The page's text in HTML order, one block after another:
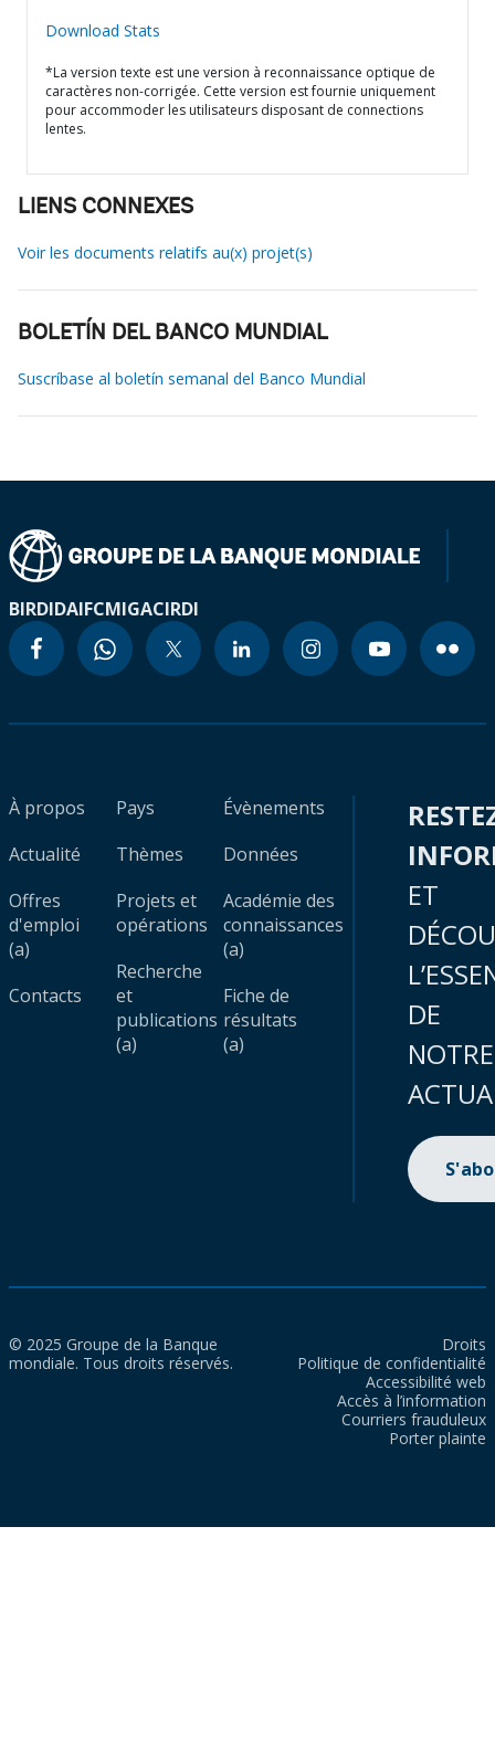
Download Stats
*La version texte est une version à reconnaissance optique de
caractères non-corrigée. Cette version est fournie uniquement
pour accommoder les utilisateurs disposant de connections
lentes.
LIENS CONNEXES
Voir les documents relatifs au(x) projet(s)
BOLETÍN DEL BANCO MUNDIAL
Suscríbase al boletín semanal del Banco Mundial
BIRDIDAIFCMIGACIRDI
À propos
Actualité
Offres
d'emploi
(a)
Contacts
Pays
Thèmes
Projets et
opérations
Recherche
et
publications
(a)
Évènements
Données
Académie des
connaissances
(a)
Fiche de
résultats
(a)
ET
DE
NOTRE
© 2025 Groupe de la Banque
mondiale. Tous droits réservés.
Droits
Politique de confidentialité
Accessibilité web
Accès à l’information
Courriers frauduleux
Porter plainte